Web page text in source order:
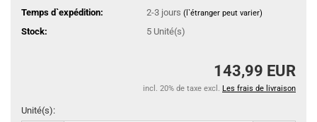
Temps d`expédition:
2-3 jours (l`étranger peut varier)
Stock: 5 Unité(s)
143,99 EUR
incl. 20% de taxe excl. Les frais de livraison
Unité(s):